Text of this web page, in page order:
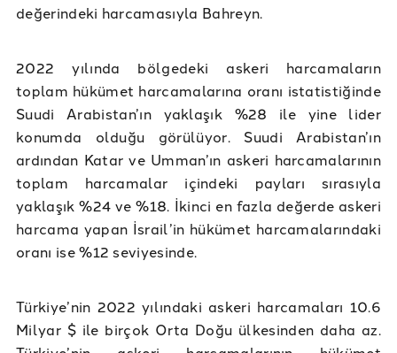
değerindeki harcamasıyla Bahreyn.
2022 yılında bölgedeki askeri harcamaların
toplam hükümet harcamalarına oranı istatistiğinde
Suudi Arabistan’ın yaklaşık %28 ile yine lider
konumda olduğu görülüyor. Suudi Arabistan’ın
ardından Katar ve Umman’ın askeri harcamalarının
toplam harcamalar içindeki payları sırasıyla
yaklaşık %24 ve %18. İkinci en fazla değerde askeri
harcama yapan İsrail’in hükümet harcamalarındaki
oranı ise %12 seviyesinde.
Türkiye’nin 2022 yılındaki askeri harcamaları 10.6
Milyar $ ile birçok Orta Doğu ülkesinden daha az.